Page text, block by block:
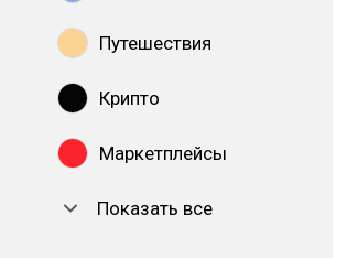
Путешествия
Крипто
Маркетплейсы
Показать все